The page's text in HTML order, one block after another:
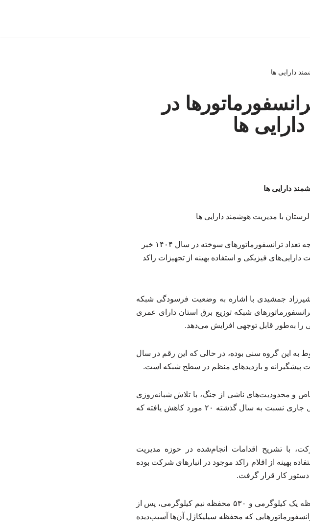
ترانسفورماتورها در
ها
مدیرعامل شرکت توزیع نیروی برق استان لرستان از کاهش قابل توجه تعداد ترانسفورماتورهای سوخته در سال ۱۴۰۴ خبر
فیزیکی و استفاده بهینه از تجهیزات راکد
جمشیدی با اشاره به وضعیت فرسودگی شبکه
بررسی‌های انجام‌شده، حدود ۴۸ درصد از ترانسفورماتورهای شبکه توزیع برق استان دارای عمری
سوخته مربوط به این گروه سنی بوده، در حالی که این رقم در سال
و محدودیت‌های ناشی از جنگ، با تلاش شبانه‌روزی
همکاران حوزه بهره‌برداری، تعداد ترانسفورماتورهای سوخته در سال جاری نسبت به سال گذشته ۲۰ مورد کاهش یافته که
با تشریح اقدامات انجام‌شده در حوزه مدیریت
بهینه از اقلام راکد موجود در انبارهای شرکت بوده
دستور کار قرار گرفت.
وی افزود: در این طرح، ۷۰۵ کیلوگرم سیلیکاژل به همراه ۴۴۰ محفظه یک کیلوگرمی و ۵۳۰ محفظه نیم کیلوگرمی، پس از
که محفظه سیلیکاژل آن‌ها آسیب‌دیده